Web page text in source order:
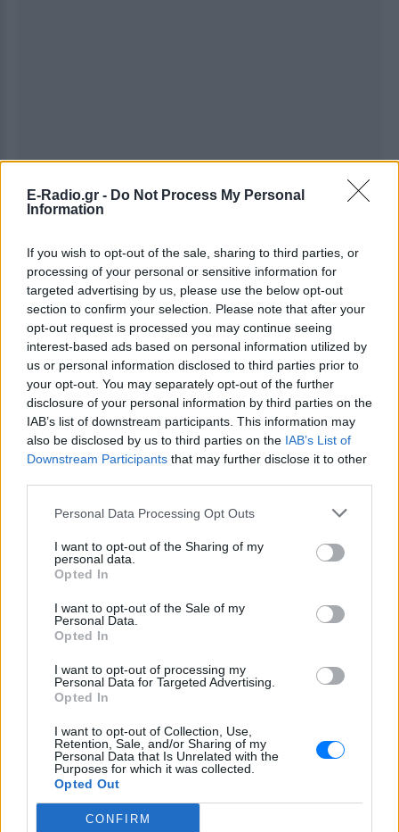
E-Radio.gr - Do Not Process My Personal
Information
If you wish to opt-out of the sale, sharing to third parties, or
processing of your personal or sensitive information for
targeted advertising by us, please use the below opt-out
section to confirm your selection. Please note that after your
opt-out request is processed you may continue seeing
interest-based ads based on personal information utilized by
us or personal information disclosed to third parties prior to
your opt-out. You may separately opt-out of the further
disclosure of your personal information by third parties on the
IAB’s list of downstream participants. This information may
also be disclosed by us to third parties on the IAB’s List of
Downstream Participants that may further disclose it to other
Personal Data Processing Opt Outs
I want to opt-out of the Sharing of my
personal data.
Opted In
I want to opt-out of the Sale of my
Personal Data.
Opted In
I want to opt-out of processing my
Personal Data for Targeted Advertising.
Opted In
I want to opt-out of Collection, Use,
Retention, Sale, and/or Sharing of my
Personal Data that Is Unrelated with the
Purposes for which it was collected.
Opted Out
CONFIRM
Ακολουθήστε το E-Radio.gr στο
Google News
και μάθετε πρώτοιτα πιο hot νέα.
Για ακόμη περισσότερανέα , μπείτε στηνροή
ειδήσεωντου E-Daily.gr
Ακολουθήστε το E-Radio.gr και στο Instagram